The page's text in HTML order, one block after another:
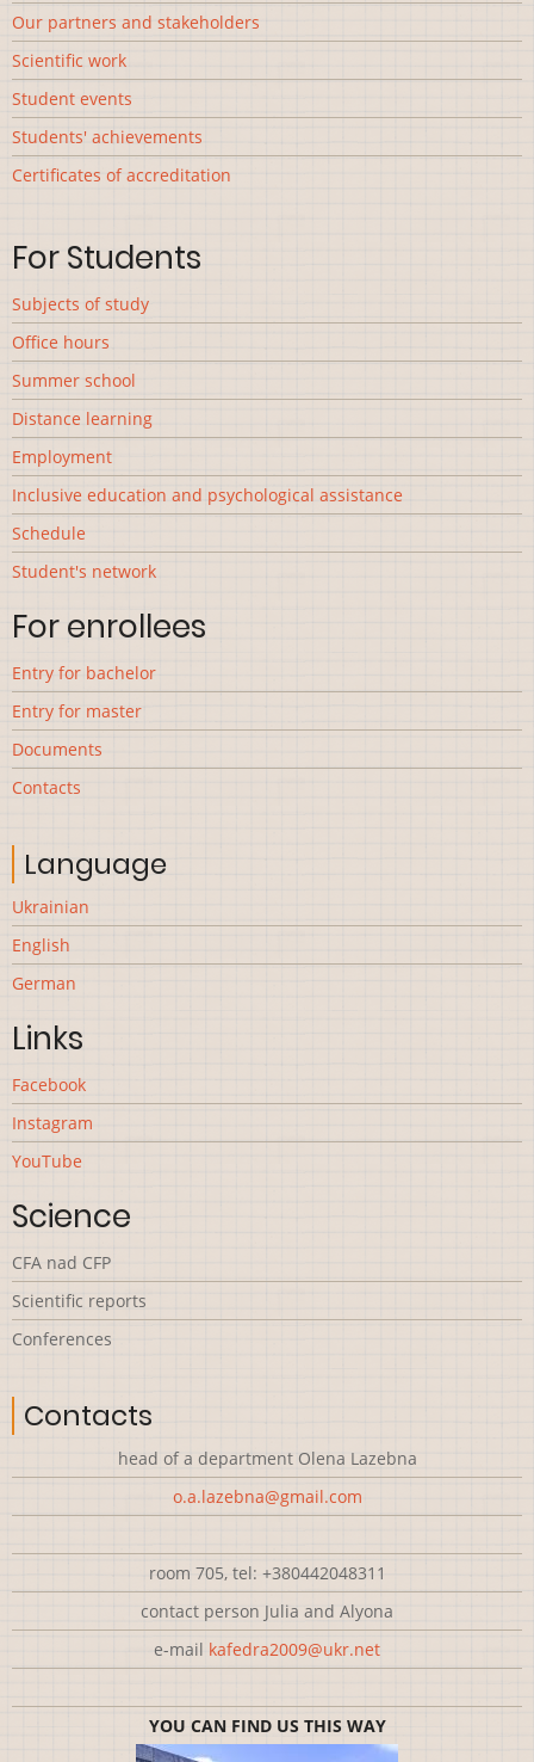
Our partners and stakeholders
Scientific work
Student events
Students' achievements
Сertificates of accreditation
For Students
Subjects of study
Office hours
Summer school
Distance learning
Employment
Inclusive education and psychological assistance
Schedule
Student's network
For enrollees
Entry for bachelor
Entry for master
Documents
Contacts
Language
Ukrainian
English
German
Links
Facebook
Instagram
YouTube
Science
CFA nad CFP
Scientific reports
Сonferences
Contacts
head of a department Olena Lazebna
o.a.lazebna@gmail.com
room 705, tel: +380442048311
contact person Julia and Alyona
e-mail kafedra2009@ukr.net
YOU CAN FIND US THIS WAY